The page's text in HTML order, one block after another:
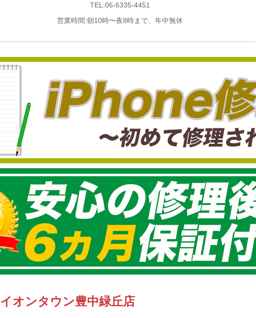
TEL:06-6335-4451
営業時間:朝10時〜夜8時まで、年中無休
イオンタウン豊中緑丘店